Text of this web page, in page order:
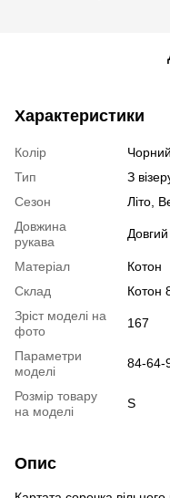
Характеристики
Колір
Чорний
Тип
З
Сезон
Літо,
Довжина
рукава
Довгий
Матеріал
Котон
Склад
Котон
Зріст моделі на
фото
167
Параметри
моделі
84-64-
Розмір товару
на моделі
S
Опис